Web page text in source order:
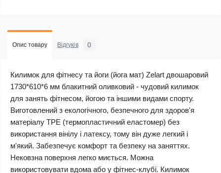
Опис товару Відгуків 0
Килимок для фітнесу та йоги (йога мат) Zelart двошаровий
1730*610*6 мм блакитний оливковий - чудовий килимок
для занять фітнесом, йогою та іншими видами спорту.
Виготовлений з екологічного, безпечного для здоров'я
матеріалу TPE (термопластичний еластомер) без
використання вінілу і латексу, тому він дуже легкий і
м'який. Забезпечує комфорт та безпеку на заняттях.
Нековзна поверхня легко миється. Можна
використовувати вдома або у фітнес-клубі. Килимок